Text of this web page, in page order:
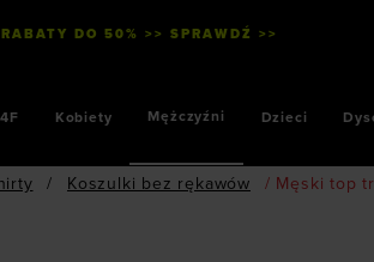
DO 50% >> SPRAWDŹ >>
4F Kobiety Mężczyźni Dzieci
/ Koszulki bez rękawów / Męski top